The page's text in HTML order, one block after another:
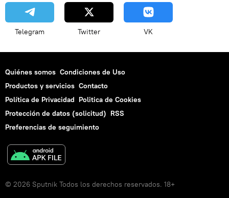
Telegram Twitter VK
Quiénes somos Condiciones de Uso
Productos y servicios Contacto
Política de Privacidad Politica de Cookies
Protección de datos (solicitud) RSS
Preferencias de seguimiento
© 2026 Sputnik Todos los derechos reservados. 18+